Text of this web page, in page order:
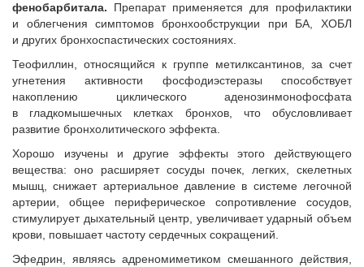
фенобарбитала. Препарат применяется для профилактики
и облегчения симптомов бронхообструкции при БА, ХОБЛ
и других бронхоспастических состояниях.
Теофиллин, относящийся к группе метилксантинов, за счет
угнетения активности фосфодиэстеразы способствует
накоплению циклического аденозинмонофосфата
в гладкомышечных клетках бронхов, что обусловливает
развитие бронхолитического эффекта.
Хорошо изучены и другие эффекты этого действующего
вещества: оно расширяет сосуды почек, легких, скелетных
мышц, снижает артериальное давление в системе легочной
артерии, общее периферическое сопротивление сосудов,
стимулирует дыхательный центр, увеличивает ударный объем
крови, повышает частоту сердечных сокращений.
Эфедрин, являясь адреномиметиком смешанного действия,